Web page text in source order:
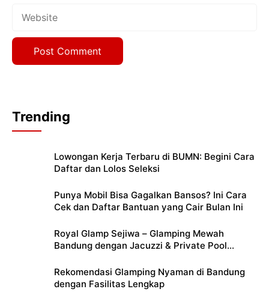
Trending
Lowongan Kerja Terbaru di BUMN: Begini Cara
Daftar dan Lolos Seleksi
Punya Mobil Bisa Gagalkan Bansos? Ini Cara
Cek dan Daftar Bantuan yang Cair Bulan Ini
Royal Glamp Sejiwa – Glamping Mewah
Bandung dengan Jacuzzi & Private Pool
Rekomendasi Glamping Nyaman di Bandung
dengan Fasilitas Lengkap